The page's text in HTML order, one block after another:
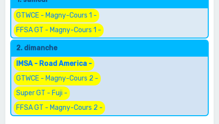
h
GTWCE - Magny-Cours 1 -
FFSA GT - Magny-Cours 1 -
2. dimanche
IMSA - Road America -
GTWCE - Magny-Cours 2 -
Super GT - Fuji -
FFSA GT - Magny-Cours 2 -